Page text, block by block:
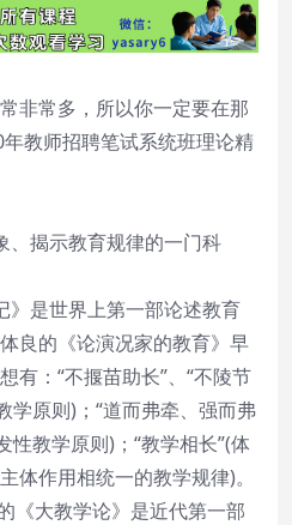
非常多，所以你一定要在那
教师招聘笔试系统班理论精
、揭示教育规律的一门科
》是世界上第一部论述教育
良的《论演况家的教育》早
有：“不揠苗助长”、“不陵节
学原则)；“道而弗牵、强而弗
性教学原则)；“教学相长”(体
体作用相统一的教学规律)。
《大教学论》是近代第一部